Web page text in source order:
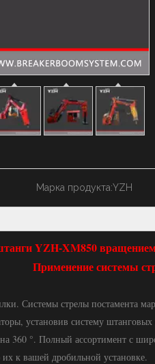
Марка продукта:YZH
YZH-XM850 вращением
Применение системы
Системы стрелы постамента
установив систему
360 °. Полный ассортимент с
к вашей дробильной установке.